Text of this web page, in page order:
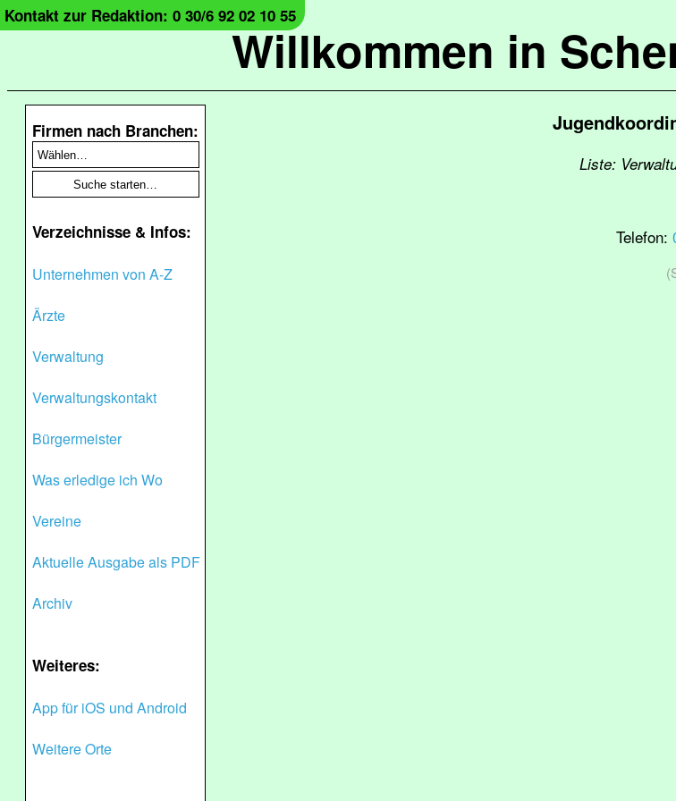
Willkommen in
Kontakt zur Redaktion: 0 30/6 92 02 10 55
Firmen nach Branchen:
Verzeichnisse & Infos:
Unternehmen von A-Z
Ärzte
Verwaltung
Verwaltungskontakt
Bürgermeister
Was erledige ich Wo
Vereine
Aktuelle Ausgabe als PDF
Archiv
Weiteres:
App für iOS und Android
Weitere Orte
Liste:
Telefon: